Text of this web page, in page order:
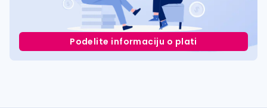
Podelite informaciju o plati